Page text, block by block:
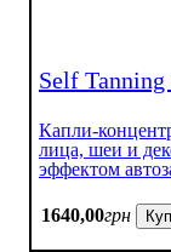
Self Tanning
Капли-
лица, шеи и
эффектом
1640,00грн